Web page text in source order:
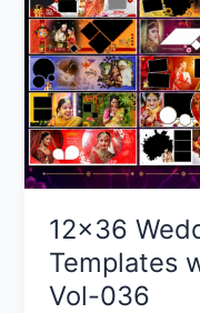
Psd
Templates
12×36
Templates
Vol-036